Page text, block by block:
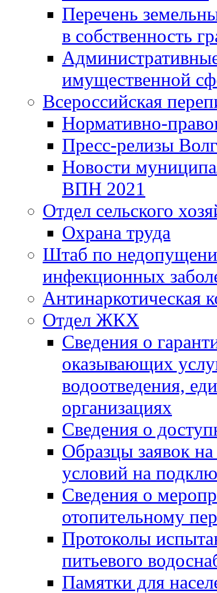
Перечень
в собственность
имущественной
Всероссийская
Нормативно-
Пресс-релизы
Новости
ВПН 2021
Отдел сельского
Охрана труда
Штаб по
инфекционных
Антинаркотическая
Отдел ЖКХ
Сведения о
оказывающих
водоотведения,
организациях
Сведения о
Образцы заявок
условий на
Сведения о
отопительному
Протоколы
питьевого
Памятки для